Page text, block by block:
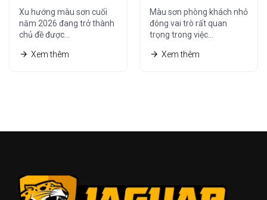
Năm 2026 Được
Ưa Chuộng Nhất
Xu hướng màu sơn cuối
năm 2026 đang trở thành
chủ đề được…
Xem thêm
Không Gian Trông
Rộng Hơn Năm
2026
Màu sơn phòng khách nhỏ
đóng vai trò rất quan
trọng trong việc…
Xem thêm